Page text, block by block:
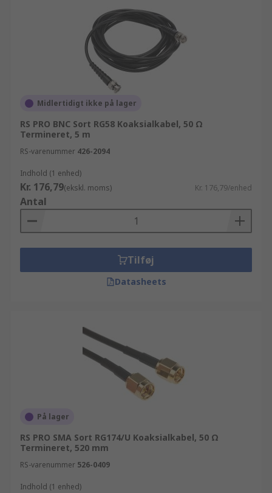
Midlertidigt ikke på lager
RS PRO BNC Sort RG58 Koaksialkabel, 50 Ω
Termineret, 5 m
RS-varenummer 426-2094
Indhold (1 enhed)
Kr. 176,79(ekskl. moms) Kr. 176,79/enhed
Antal
Tilføj
Datasheets
På lager
RS PRO SMA Sort RG174/U Koaksialkabel, 50 Ω
Termineret, 520 mm
RS-varenummer 526-0409
Indhold (1 enhed)